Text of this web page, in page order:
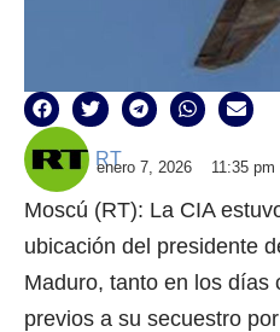
RT
enero 7, 2026 11:35 pm
Moscú (RT): La CIA
ubicación del presidente
Maduro, tanto en los días
previos a su secuestro